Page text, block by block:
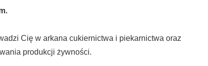
Cię w arkana cukiernictwa i piekarnictwa oraz
produkcji żywności.